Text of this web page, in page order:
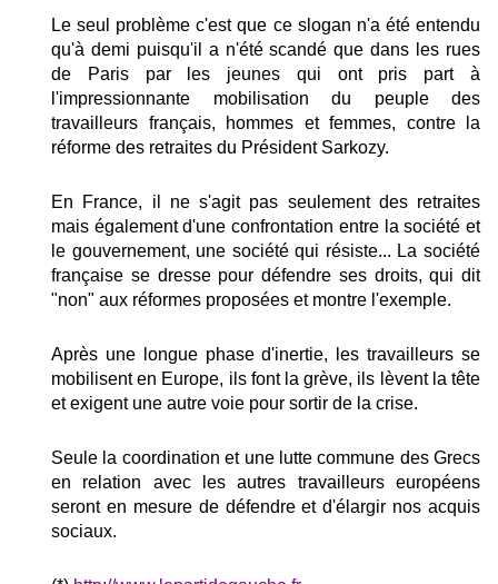
Le seul problème c'est que ce slogan n'a été entendu
qu'à demi puisqu'il a n'été scandé que dans les rues
de Paris par les jeunes qui ont pris part à
l'impressionnante mobilisation du peuple des
travailleurs français, hommes et femmes, contre la
réforme des retraites du Président Sarkozy.
En France, il ne s'agit pas seulement des retraites
mais également d'une confrontation entre la société et
le gouvernement, une société qui résiste... La société
française se dresse pour défendre ses droits, qui dit
"non" aux réformes proposées et montre l'exemple.
Après une longue phase d'inertie, les travailleurs se
mobilisent en Europe, ils font la grève, ils lèvent la tête
et exigent une autre voie pour sortir de la crise.
Seule la coordination et une lutte commune des Grecs
en relation avec les autres travailleurs européens
seront en mesure de défendre et d'élargir nos acquis
sociaux.